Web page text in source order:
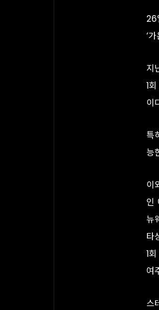
26
‘
지
1
이
특
능
이
인
뉴
타
1
여
스